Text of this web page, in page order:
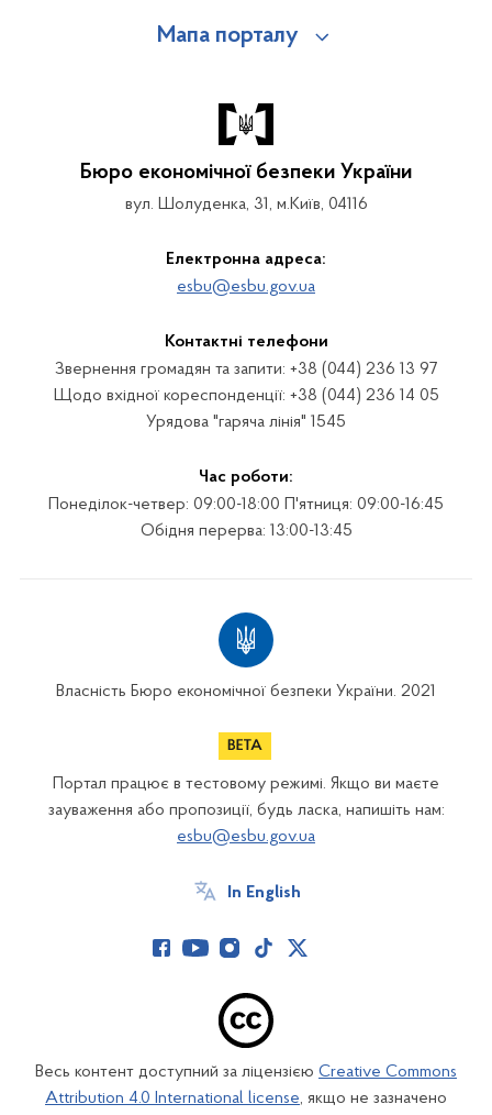
Мапа порталу
Бюро економічної безпеки України
вул. Шолуденка, 31, м.Київ, 04116
Електронна адреса:
esbu@esbu.gov.ua
Контактні телефони
Звернення громадян та запити: +38 (044) 236 13 97
Щодо вхідної кореспонденції: +38 (044) 236 14 05
Урядова "гаряча лінія" 1545
Час роботи:
Понеділок-четвер: 09:00-18:00 П'ятниця: 09:00-16:45
Обідня перерва: 13:00-13:45
Власність Бюро економічної безпеки України. 2021
Портал працює в тестовому режимі. Якщо ви маєте
зауваження або пропозиції, будь ласка, напишіть нам:
esbu@esbu.gov.ua
In English
Весь контент доступний за ліцензією Creative Commons
Attribution 4.0 International license, якщо не зазначено